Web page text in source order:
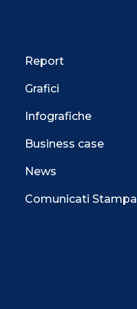
Report
Grafici
Infografiche
Business case
News
Comunicati Stampa